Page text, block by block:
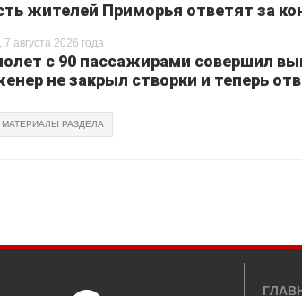
жителей Приморья ответят за
7 августа 2026 года
с 90 пассажирами совершил
не закрыл створки и теперь
МАТЕРИАЛЫ РАЗДЕЛА